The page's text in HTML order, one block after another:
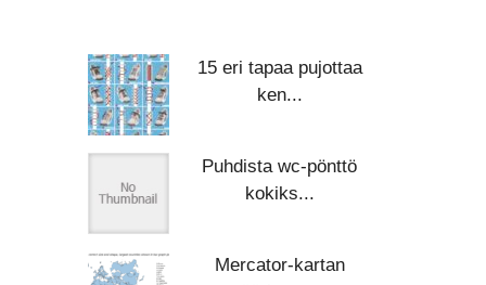
15 eri tapaa pujottaa
ken...
Puhdista wc-pönttö
kokiks...
Mercator-kartan